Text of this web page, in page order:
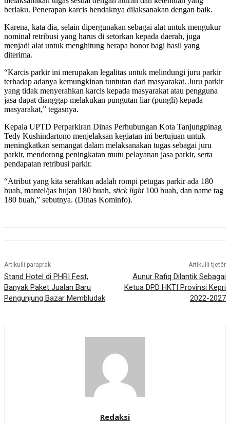
berlaku. Penerapan karcis hendaknya dilaksanakan dengan baik.
Karena, kata dia, selain dipergunakan sebagai alat untuk mengukur
nominal retribusi yang harus di setorkan kepada daerah, juga
menjadi alat untuk menghitung berapa honor bagi hasil yang
diterima.
“Karcis parkir ini merupakan legalitas untuk melindungi juru parkir
terhadap adanya kemungkinan tuntutan dari masyarakat. Juru parkir
yang tidak menyerahkan karcis kepada masyarakat atau pengguna
jasa dapat dianggap melakukan pungutan liar (pungli) kepada
masyarakat,” tegasnya.
Kepala UPTD Perparkiran Dinas Perhubungan Kota Tanjungpinag
Tedy Kushindartono menjelaksan kegiatan ini bertujuan untuk
meningkatkan semangat dalam melaksanakan tugas sebagai juru
parkir, mendorong peningkatan mutu pelayanan jasa parkir, serta
pendapatan retribusi parkir.
“Atribut yang kita serahkan adalah rompi petugas parkir ada 180
buah, mantel/jas hujan 180 buah, stick light100 buah, dan name tag
180 buah,” sebutnya. (Dinas Kominfo).
Artikulli paraprak
Stand Hotel di PHRI Fest,
Banyak Paket Jualan Baru
Pengunjung Bazar Membludak
Artikulli tjetër
Aunur Rafiq Dilantik Sebagai
Ketua DPD HKTI Provinsi Kepri
2022-2027
Redaksi